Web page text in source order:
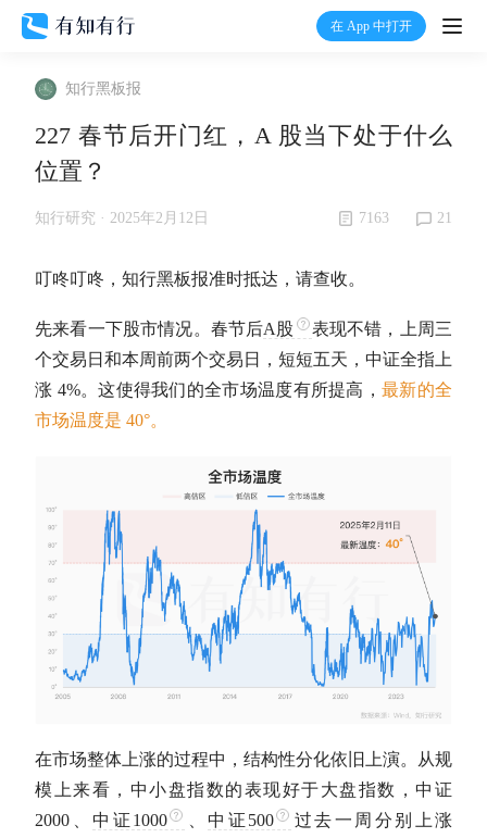
在 App 中打开
打
加入我们
知行黑板报
227 春节后开门红，A 股当下处于什么
位置？
知行研究 · 2025年2月12日 7163 21
叮咚叮咚，知行黑板报准时抵达，请查收。
先来看一下股市情况。春节后A股
表现不错，上周三
个交易日和本周前两个交易日，短短五天，中证全指上
涨 4%。这使得我们的全市场温度有所提高，最新的全
市场温度是 40°。
在市场整体上涨的过程中，结构性分化依旧上演。从规
模上来看，中小盘指数的表现好于大盘指数，中证
2000、 中证1000 中证500
过去一周分别上涨